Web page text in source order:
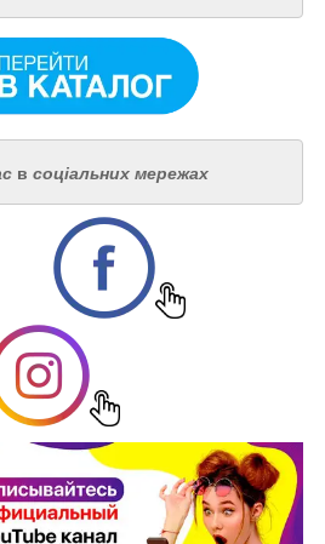
в соціальних мережах